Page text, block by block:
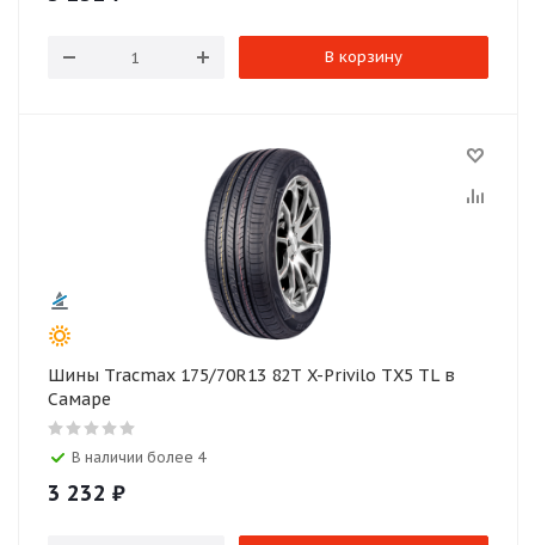
В корзину
Шины Tracmax 175/70R13 82T X-Privilo TX5 TL в
Самаре
В наличии более 4
3 232 ₽